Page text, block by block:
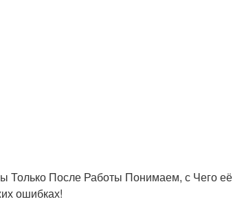
Только После Работы Понимаем, с Чего
ошибках!